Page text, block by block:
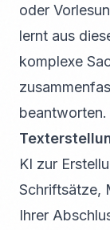
oder
lernt aus
komplexe
beantworten.
KI zur
Schriftsätze,
Ihrer